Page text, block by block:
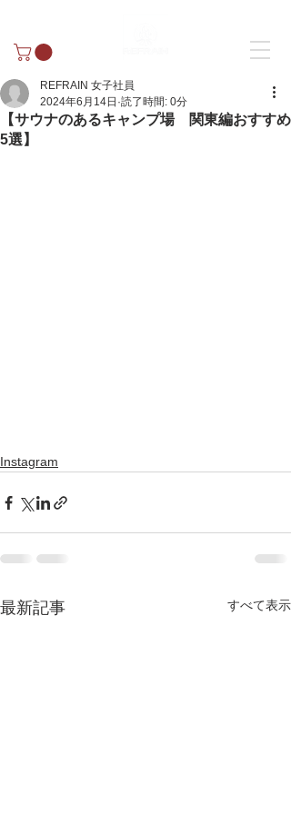
【サウナのあるキャンプ場 関東編おすすめ
5選】
REFRAIN 女子社員
2024年6月14日 読了時間: 0分
Instagram
最新記事 すべて表示